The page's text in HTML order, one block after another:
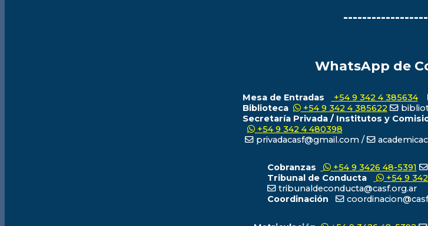
WhatsApp de
Mesa de Entradas +54 9 342 4 385634
Biblioteca
+54 9 342 4 385622
Secretaría Privada / Institutos y
+54 9 342 4 480398
privadacasf@gmail.com /
Cobranzas +54 9 3426 48-5391
Tribunal de Conducta
+54 9
tribunaldeconducta@casf.org.ar
Coordinación